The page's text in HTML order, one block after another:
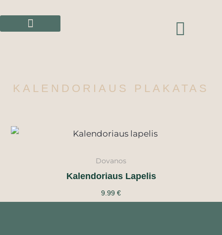
KALENDORIAUS PLAKATAS
Dovanos
Kalendoriaus Lapelis
9.99 €